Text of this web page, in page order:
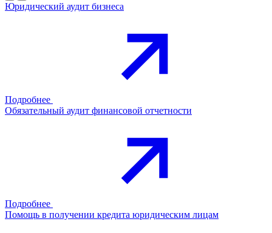
Юридический аудит бизнеса
Подробнее
Обязательный аудит финансовой отчетности
Подробнее
Помощь в получении кредита юридическим лицам